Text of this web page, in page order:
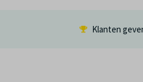
Klanten